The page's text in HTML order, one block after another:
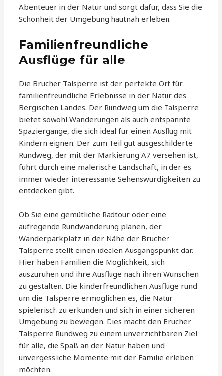
Abenteuer in der Natur und sorgt dafür, dass Sie die
Schönheit der Umgebung hautnah erleben.
Familienfreundliche
Ausflüge für alle
Die Brucher Talsperre ist der perfekte Ort für
familienfreundliche Erlebnisse in der Natur des
Bergischen Landes. Der Rundweg um die Talsperre
bietet sowohl Wanderungen als auch entspannte
Spaziergänge, die sich ideal für einen Ausflug mit
Kindern eignen. Der zum Teil gut ausgeschilderte
Rundweg, der mit der Markierung A7 versehen ist,
führt durch eine malerische Landschaft, in der es
immer wieder interessante Sehenswürdigkeiten zu
entdecken gibt.
Ob Sie eine gemütliche Radtour oder eine
aufregende Rundwanderung planen, der
Wanderparkplatz in der Nähe der Brucher
Talsperre stellt einen idealen Ausgangspunkt dar.
Hier haben Familien die Möglichkeit, sich
auszuruhen und ihre Ausflüge nach ihren Wünschen
zu gestalten. Die kinderfreundlichen Ausflüge rund
um die Talsperre ermöglichen es, die Natur
spielerisch zu erkunden und sich in einer sicheren
Umgebung zu bewegen. Dies macht den Brucher
Talsperre Rundweg zu einem unverzichtbaren Ziel
für alle, die Spaß an der Natur haben und
unvergessliche Momente mit der Familie erleben
möchten.